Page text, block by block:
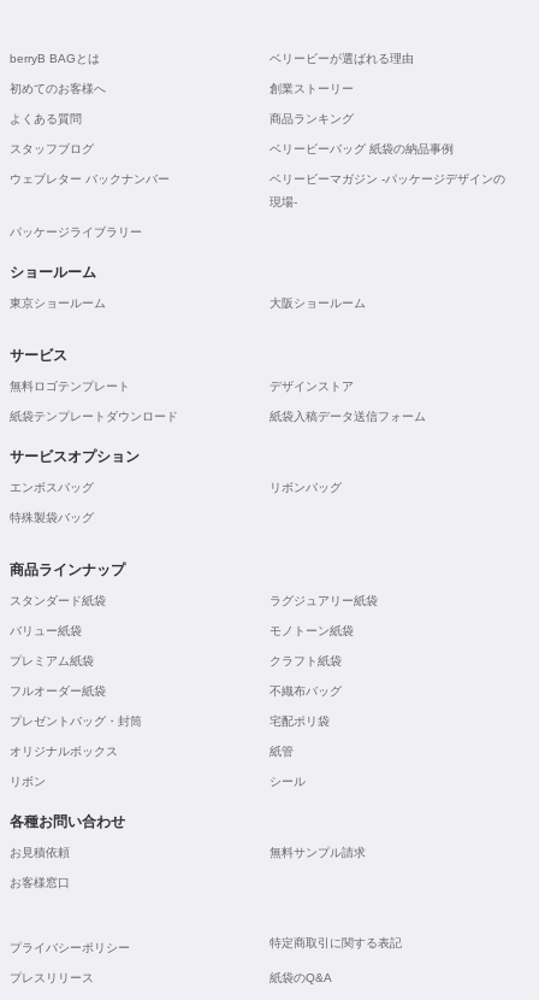
berryB BAGとは ベリービーが選ばれる理由
初めてのお客様へ 創業ストーリー
よくある質問 商品ランキング
スタッフブログ ベリービーバッグ 紙袋の納品事例
ウェブレター バックナンバー
ベリービーマガジン -パッケージデザインの
現場-
パッケージライブラリー
ショールーム
東京ショールーム 大阪ショールーム
サービス
無料ロゴテンプレート デザインストア
紙袋テンプレートダウンロード 紙袋入稿データ送信フォーム
サービスオプション
エンボスバッグ リボンバッグ
特殊製袋バッグ
商品ラインナップ
スタンダード紙袋 ラグジュアリー紙袋
バリュー紙袋 モノトーン紙袋
プレミアム紙袋 クラフト紙袋
フルオーダー紙袋 不織布バッグ
プレゼントバッグ・封筒 宅配ポリ袋
オリジナルボックス 紙管
リボン シール
各種お問い合わせ
お見積依頼 無料サンプル請求
お客様窓口
プライバシーポリシー 特定商取引に関する表記
プレスリリース 紙袋のQ&A